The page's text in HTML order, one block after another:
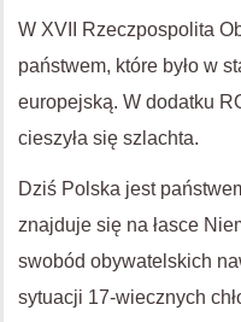
W XVII Rzeczpospolita
państwem, które było w
europejską. W dodatku
cieszyła się szlachta.
Dziś Polska jest
znajduje się na łasce
swobód obywatelskich
sytuacji 17-wiecznych